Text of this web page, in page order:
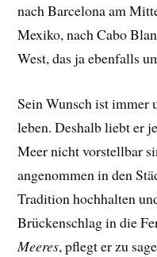
nach Barcelona am
Mexiko, nach Cabo
West, das ja ebenfalls
Sein Wunsch ist immer
leben. Deshalb liebt er
Meer nicht vorstellbar
angenommen in den
Tradition hochhalten
Brückenschlag in die
Meeres, pflegt er zu